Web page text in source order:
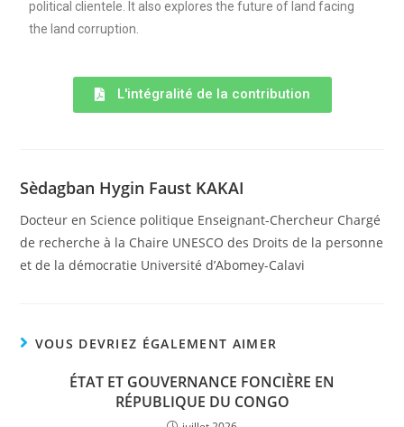
political clientele. It also explores the future of land facing
the land corruption.
L'intégralité de la contribution
Sèdagban Hygin Faust KAKAI
Docteur en Science politique Enseignant-Chercheur Chargé
de recherche à la Chaire UNESCO des Droits de la personne
et de la démocratie Université d’Abomey-Calavi
VOUS DEVRIEZ ÉGALEMENT AIMER
ÉTAT ET GOUVERNANCE FONCIÈRE EN
RÉPUBLIQUE DU CONGO